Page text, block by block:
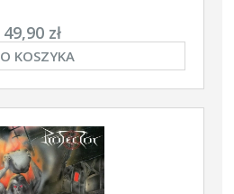
49,90 zł
KOSZYKA